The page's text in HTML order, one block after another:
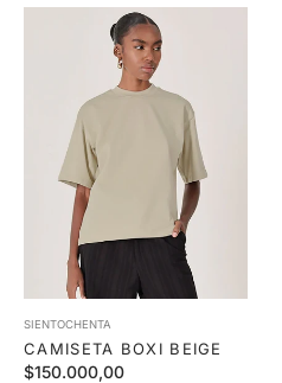
SIENTOCHENTA
CAMISETA BOXI BEIGE
Precio
$150.000,00